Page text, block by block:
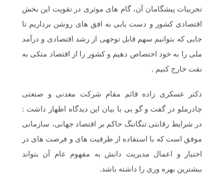
تجربیات پیشگامان آن، گام های موثری در تقویت این بخش
اقتصادی کشور و دست یابی به افق های روشن برداریم تا
جایی که بتوانیم سهم قابل توجهی از رشد اقتصادی و درآمد
ملی را به خود اختصاص دهیم و کشور را از اقتصاد متکی به
نفت خارج کنیم .
دکتر عسکری زاده قائم مقام شرکت معدنی و صنعتی
چادرملو در گفت و گو یی با بیان این دیدگاه اظهار داشت :
در شرایط رقابتی تنگاتنگ حاکم بر اقتصاد جهانی، سازمانی
موفق است که با استفاده از ظرفیت های و فرصت های در
اختیار و اعمال مدیریت دانش به مفهوم عام آن بتواند
بیشترین بهره وری را داشته باشد.